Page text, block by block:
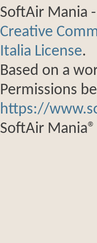
SoftAir Mania
Creative
Italia License.
Based on a
Permissions
https://
SoftAir